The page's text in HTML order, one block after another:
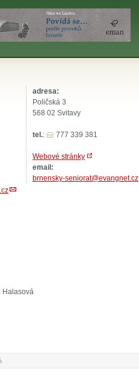
adresa:
Poličská 3
568 02 Svitavy
tel.: 777 339 381
Webové stránky
email:
brnensky-seniorat@evangnet.cz
Halasová